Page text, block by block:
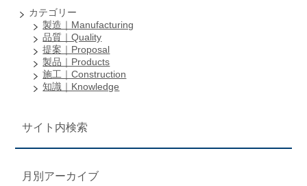
カテゴリー
製造｜Manufacturing
品質｜Quality
提案｜Proposal
製品｜Products
施工｜Construction
知識｜Knowledge
サイト内検索
月別アーカイブ